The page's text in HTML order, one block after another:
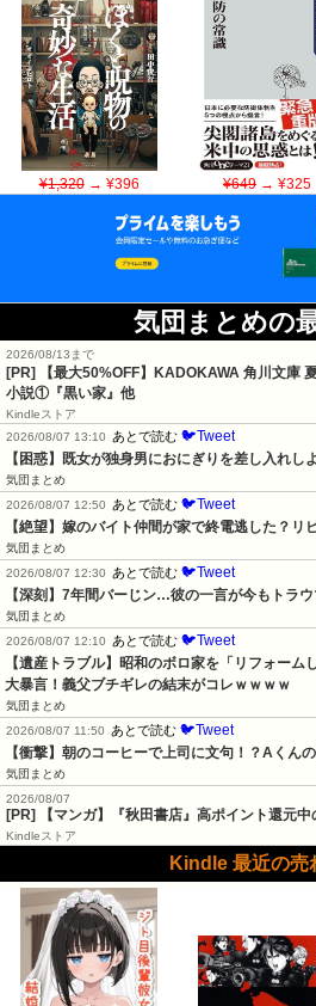
¥1,320→ ¥396 ¥649→ ¥325
気団まとめの
2026/08/13まで
[PR] 【最大50%OFF】KADOKAWA 角川文庫
小説①『黒い家』他
Kindleストア
2026/08/07 13:10
あとで読む 🐦Tweet
【困惑】既女が独身男におにぎりを差し入れし
気団まとめ
2026/08/07 12:50
あとで読む 🐦Tweet
【絶望】嫁のバイト仲間が家で終電逃した？リ
気団まとめ
2026/08/07 12:30
あとで読む 🐦Tweet
【深刻】7年間バーじン…彼の一言が今もトラ
気団まとめ
2026/08/07 12:10
あとで読む 🐦Tweet
【遺産トラブル】昭和のボロ家を「リフォー
大暴言！義父ブチギレの結末がコレｗｗｗｗ
気団まとめ
2026/08/07 11:50
あとで読む 🐦Tweet
【衝撃】朝のコーヒーで上司に文句！？Aくん
気団まとめ
2026/08/07
[PR] 【マンガ】『秋田書店』高ポイント還元
Kindleストア
Kindle 最近の売